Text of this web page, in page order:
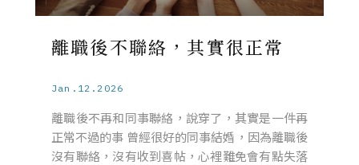
離職後不聯絡，其實很正常
Jan.12.2026
離職後不再和同事聯絡，說穿了，其實是一件再
正常不過的事 曾經很好的同事結婚，因為離職後
沒有聯絡，沒有收到喜帖，心裡難免會有點失落